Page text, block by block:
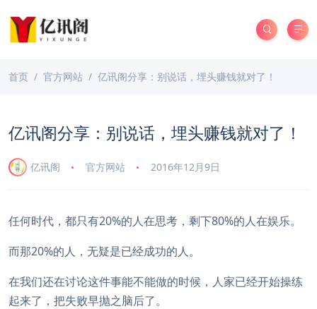
首页 官方网站 亿讯阁分享：别说话，埋头赚钱就对了！
亿讯阁分享：别说话，埋头赚钱就对了！
亿讯阁 官方网站 2016年12月9日
任何时代，都只有20%的人在思考，剩下80%的人在娱乐。
而那20%的人，无疑是已经成功的人。
在我们还在讨论这件事能不能做的时候，人家已经开始操练
起来了，把失败早抛之脑后了。